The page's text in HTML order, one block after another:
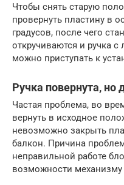
Чтобы снять старую
провернуть пластину в
градусов, после чего
откручиваются и ручка с
можно приступать к
Ручка повернута, но
Частая проблема, во
вернуть в исходное
невозможно закрыть
балкон. Причина
неправильной работе
возможности механизму